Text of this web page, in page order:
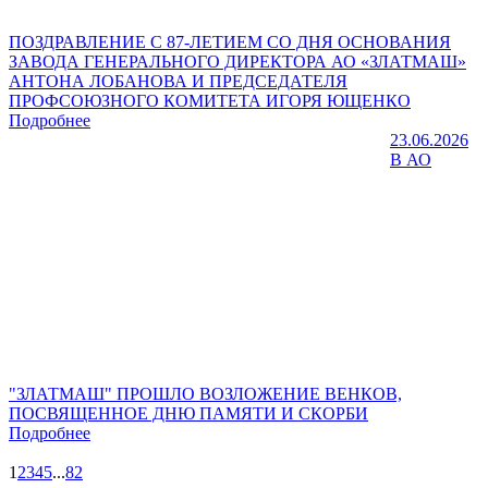
ПОЗДРАВЛЕНИЕ С 87-ЛЕТИЕМ СО ДНЯ ОСНОВАНИЯ
ЗАВОДА ГЕНЕРАЛЬНОГО ДИРЕКТОРА АО «ЗЛАТМАШ»
АНТОНА ЛОБАНОВА И ПРЕДСЕДАТЕЛЯ
ПРОФСОЮЗНОГО КОМИТЕТА ИГОРЯ ЮЩЕНКО
Подробнее
23.06.2026
В АО
"ЗЛАТМАШ" ПРОШЛО ВОЗЛОЖЕНИЕ ВЕНКОВ,
ПОСВЯЩЕННОЕ ДНЮ ПАМЯТИ И СКОРБИ
Подробнее
1 2345...82